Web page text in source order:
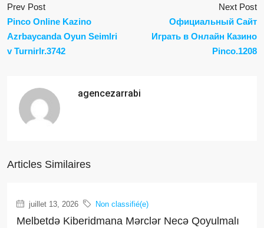
Prev Post
Pinco Online Kazino
Azrbaycanda Oyun Seimlri
v Turnirlr.3742
Next Post
Официальный Сайт
Играть в Онлайн Казино
Pinco.1208
agencezarrabi
Articles Similaires
juillet 13, 2026 Non classifié(e)
Melbetdə Kiberidmana Mərclər Necə Qoyulmalı